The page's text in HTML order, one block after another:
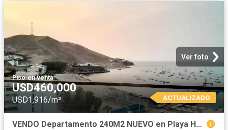
Ver foto
Piso·en venta
USD460,000
USD1,916/m² ACTUALIZADO
VENDO Departamento 240M2 NUEVO en Playa Hermosa YATCH CLUB Ancon